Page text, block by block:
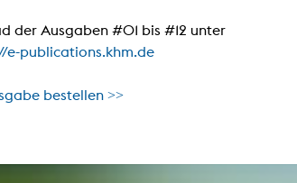
der Ausgaben #01 bis #12 unter
e-publications.khm.de
bestellen >>
Top 10
Rara
Open Access